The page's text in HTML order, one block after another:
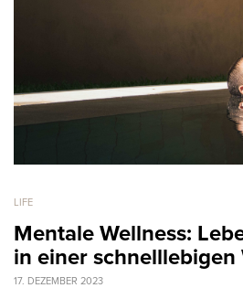
LIFE
Mentale Wellness:
in einer schnelllebigen
17. DEZEMBER 2023